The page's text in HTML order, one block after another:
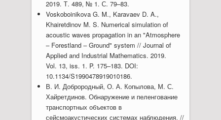
2019. Т. 489, № 1. С. 79–83.
Voskoboinikova G. M., Karavaev D. A.,
Khairetdinov M. S. Numerical simulation of
acoustic waves propagation in an "Atmosphere
– Forestland – Ground" system // Journal of
Applied and Industrial Mathematics. 2019.
Vol. 13, iss. 1. P. 175–183. DOI:
10.1134/S1990478919010186.
В. И. Доброродный, О. А. Копылова, М. С.
Хайретдинов. Обнаружение и пеленгование
транспортных объектов в
сейсмоакустических системах наблюдения. //